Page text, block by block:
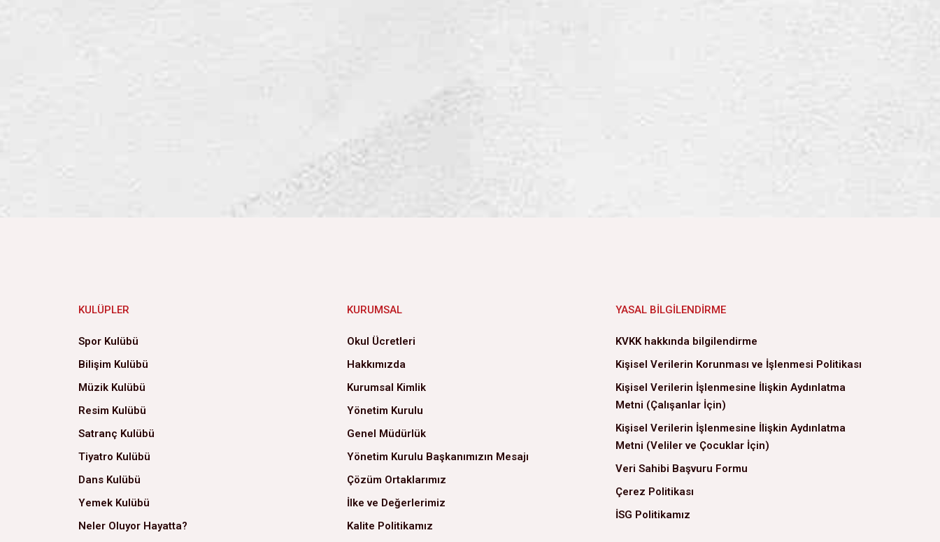
KULÜPLER
Spor Kulübü
Bilişim Kulübü
Müzik Kulübü
Resim Kulübü
Satranç Kulübü
Tiyatro Kulübü
Dans Kulübü
Yemek Kulübü
Neler Oluyor Hayatta?
KURUMSAL
Okul Ücretleri
Hakkımızda
Kurumsal Kimlik
Yönetim Kurulu
Genel Müdürlük
Yönetim Kurulu Başkanımızın Mesajı
Çözüm Ortaklarımız
İlke ve Değerlerimiz
Kalite Politikamız
YASAL BILGILENDIRME
KVKK hakkında bilgilendirme
Kişisel Verilerin Korunması ve İşlenmesi Politikası
Kişisel Verilerin İşlenmesine İlişkin Aydınlatma
Metni (Çalışanlar İçin)
Kişisel Verilerin İşlenmesine İlişkin Aydınlatma
Metni (Veliler ve Çocuklar İçin)
Veri Sahibi Başvuru Formu
Çerez Politikası
İSG Politikamız